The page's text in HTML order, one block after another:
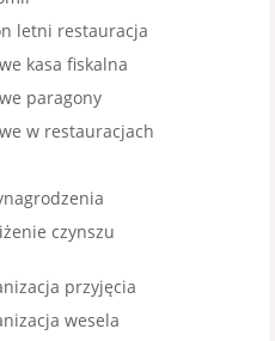
letni restauracja
kasa fiskalna
paragony
w restauracjach
czynszu
przyjęcia
wesela